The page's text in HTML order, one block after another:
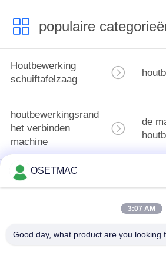
populaire
Houtbewerking
schuiftafelzaag
houtbewerkingsrand
het verbinden
machine
de
Handleiding Wood
Sander
kantenaanlijmmachine
OSETMAC
3:07 AM
Good day, what product are you looking